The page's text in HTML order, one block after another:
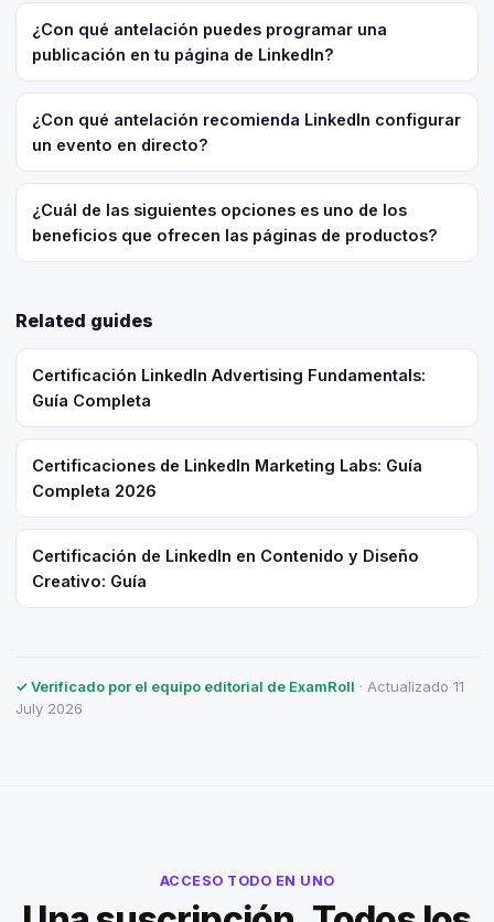
¿Con qué antelación puedes programar una
publicación en tu página de LinkedIn?
¿Con qué antelación recomienda LinkedIn configurar
un evento en directo?
¿Cuál de las siguientes opciones es uno de los
beneficios que ofrecen las páginas de productos?
Related guides
Certificación LinkedIn Advertising Fundamentals:
Guía Completa
Certificaciones de LinkedIn Marketing Labs: Guía
Completa 2026
Certificación de LinkedIn en Contenido y Diseño
Creativo: Guía
✓ Verificado por el equipo editorial de ExamRoll · Actualizado 11
July 2026
ACCESO TODO EN UNO